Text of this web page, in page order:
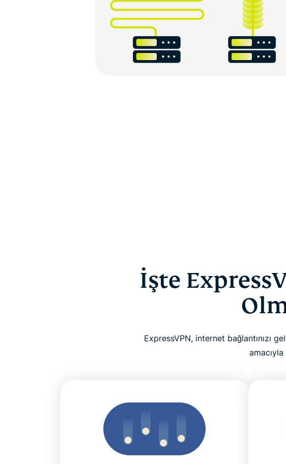
İşte
ExpressVPN, internet bağlantınızı